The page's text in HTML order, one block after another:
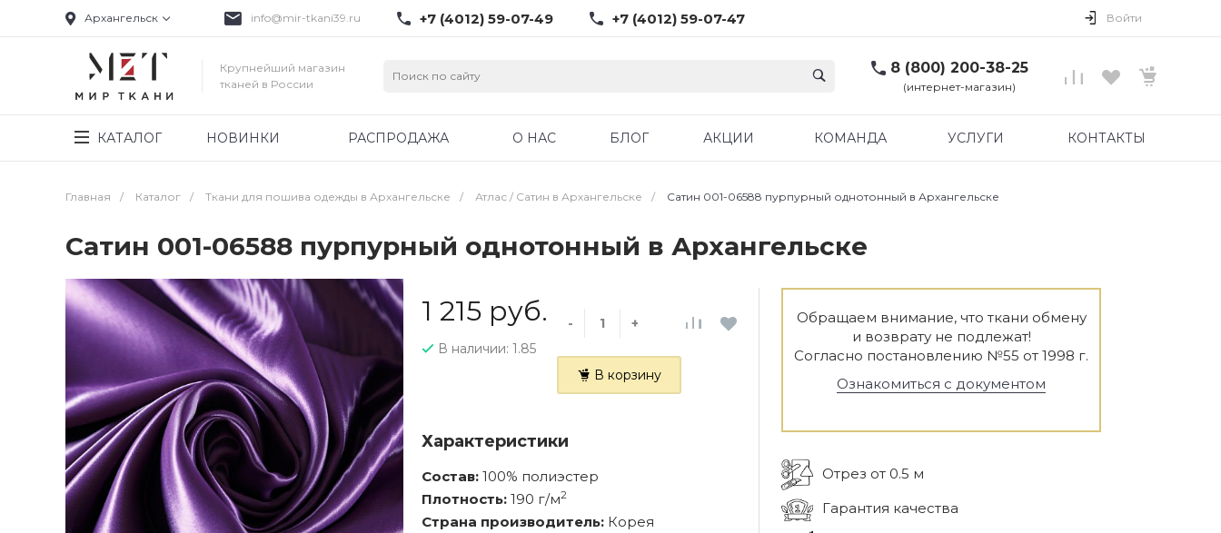
Архангельск info@mir-tkani39.ru +7 (4012) 59-07-49 +7 (4012) 59-07-47 Войти
Крупнейший магазин
тканей в России
8 (800) 200-38-25
(интернет-магазин)
КАТАЛОГ НОВИНКИ РАСПРОДАЖА О НАС БЛОГ АКЦИИ КОМАНДА УСЛУГИ КОНТАКТЫ
Главная / Каталог / Ткани для пошива одежды в Архангельске / Атлас / Cатин в Архангельске / Сатин 001-06588 пурпурный однотонный в Архангельске
Сатин 001-06588 пурпурный однотонный в Архангельске
1 215 руб.
В наличии: 1.85
- +
В корзину
Характеристики
Состав: 100% полиэстер
Плотность: 190 г/м2
Страна производитель: Корея
Обращаем внимание, что ткани обмену
и возврату не подлежат!
Согласно постановлению №55 от 1998 г.
Ознакомиться с документом
Отрез от 0.5 м
Гарантия качества